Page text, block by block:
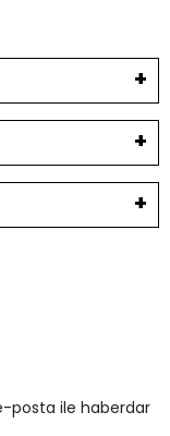
posta ile haberdar